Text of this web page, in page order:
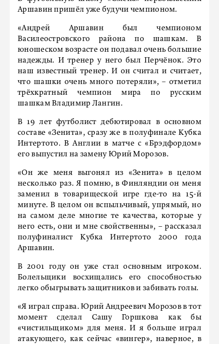
Аршавин пришёл уже будучи чемпионом.
«Андрей Аршавин был чемпионом
Василеостровского района по шашкам. В
юношеском возрасте он подавал очень большие
надежды. И тренер у него был Перчёнок. Это
наш известный тренер. И он считал и считает,
что шашки очень много потеряли», – отметил
трёхкратный чемпион мира по русским
шашкам Владимир Лангин.
В 19 лет футболист дебютировал в основном
составе «Зенита», сразу же в полуфинале Кубка
Интертото. В Англии в матче с «Брэдфордом»
его выпустил на замену Юрий Морозов.
«Он же меня выгонял из «Зенита» в целом
несколько раз. Я помню, в Финляндии он меня
заменил в товарищеской игре где-то на 15-й
минуте. В целом он вспыльчивый, упрямый, но
на самом деле многие те качества, которые у
него есть, они и мне свойственны», – рассказал
полуфиналист Кубка Интертото 2000 года
Аршавин.
В 2001 году он уже стал основным игроком.
Болельщики восхищались его способностью
легко обыгрывать защитников и забивать голы.
«Я играл справа. Юрий Андреевич Морозов в тот
момент сделал Сашу Горшкова как бы
«чистильщиком» для меня. И я больше играл
атакующего, как сейчас «вингер», наверное, в